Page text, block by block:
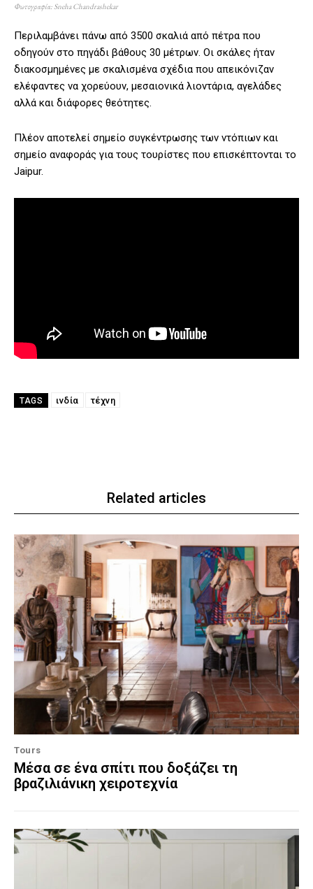
Φωτογραφία: Sneha Chandrashekar
Περιλαμβάνει πάνω από 3500 σκαλιά από πέτρα που
οδηγούν στο πηγάδι βάθους 30 μέτρων. Οι σκάλες ήταν
διακοσμημένες με σκαλισμένα σχέδια που απεικόνιζαν
ελέφαντες να χορεύουν, μεσαιονικά λιοντάρια, αγελάδες
αλλά και διάφορες θεότητες.
Πλέον αποτελεί σημείο συγκέντρωσης των ντόπιων και
σημείο αναφοράς για τους τουρίστες που επισκέπτονται το
Jaipur.
TAGS ινδία τέχνη
Related articles
Tours
Μέσα σε ένα σπίτι που δοξάζει τη
βραζιλιάνικη χειροτεχνία